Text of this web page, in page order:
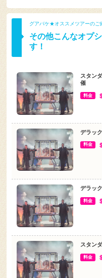
グアバケ★オススメツアーのご
その他こんなオプ
す！
スタン
催
料金
デラッ
料金
デラッ
料金
スタン
料金